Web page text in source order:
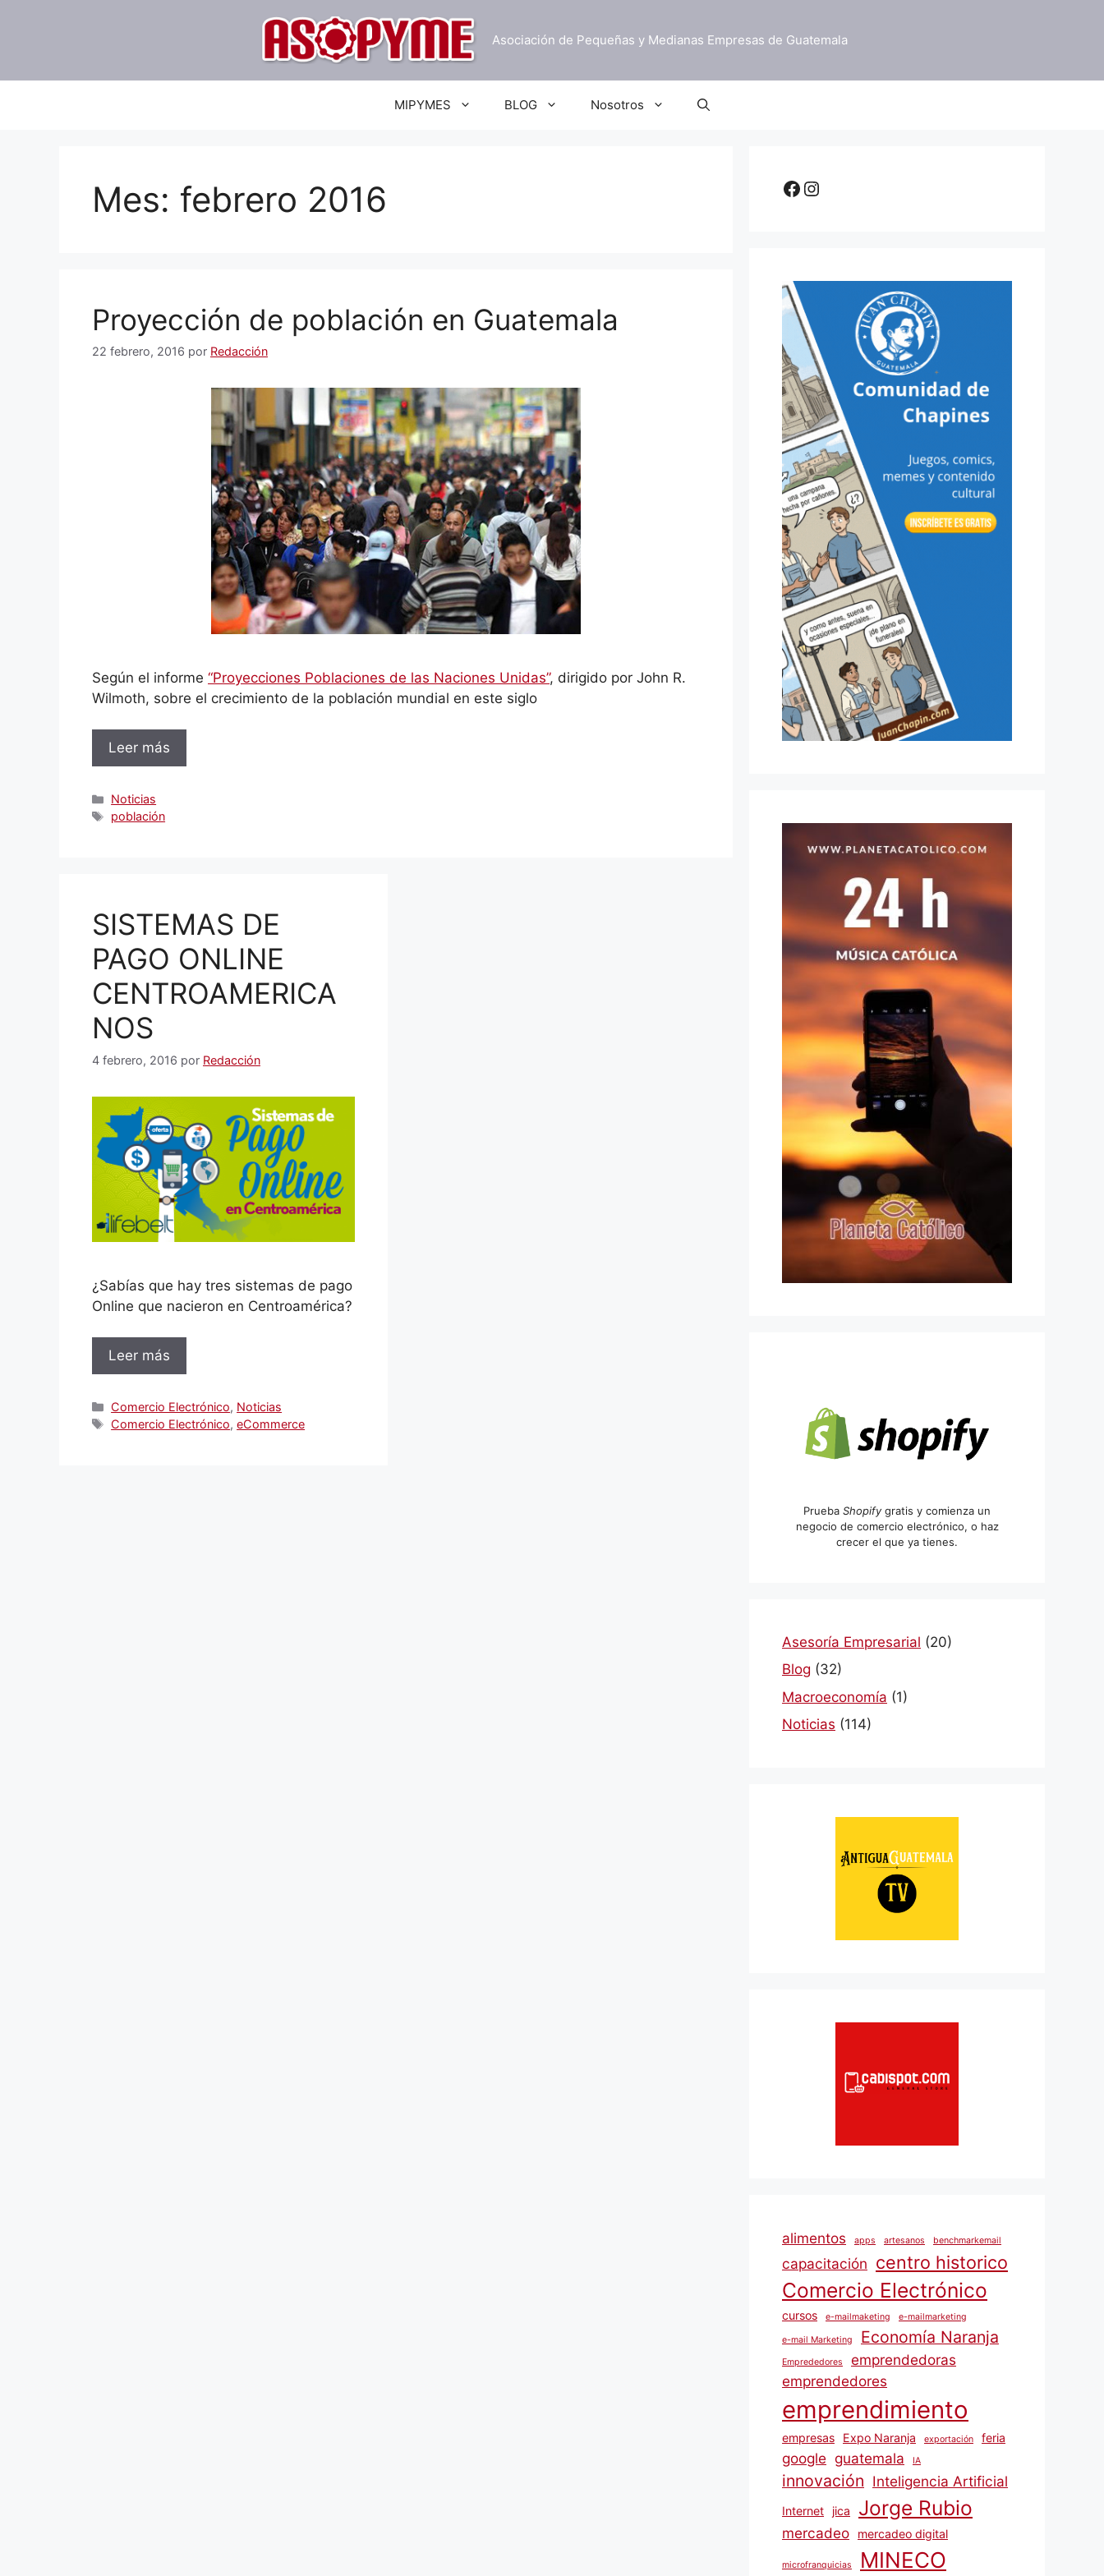
Asociación de Pequeñas y Medianas Empresas de Guatemala
MIPYMES BLOG Nosotros
Mes: febrero 2016
Proyección de población en Guatemala
22 febrero, 2016 por Redacción
Según el informe “Proyecciones Poblaciones de las Naciones Unidas”, dirigido por John R.
Wilmoth, sobre el crecimiento de la población mundial en este siglo
Leer más
Categorías
Noticias
Etiquetas
población
SISTEMAS DE
PAGO ONLINE
CENTROAMERICA
NOS
4 febrero, 2016 por Redacción
¿Sabías que hay tres sistemas de pago
Online que nacieron en Centroamérica?
Leer más
Categorías
Comercio Electrónico, Noticias
Etiquetas
Comercio Electrónico,eCommerce
Facebook
Instagram
Prueba Shopifygratis y comienza un
negocio de comercio electrónico, o haz
crecer el que ya tienes.
Asesoría Empresarial (20)
Blog (32)
Macroeconomía (1)
Noticias (114)
alimentos apps artesanos benchmarkemail
capacitación centro historico
Comercio Electrónico
cursos e-mailmaketing e-mailmarketing
e-mail Marketing Economía Naranja
Emprededores
emprendedoras
emprendedores
emprendimiento
empresas Expo Naranja exportación feria
google guatemala IA
innovación Inteligencia Artificial
Internet jica Jorge Rubio
mercadeo mercadeo digital
microfranquicias MINECO